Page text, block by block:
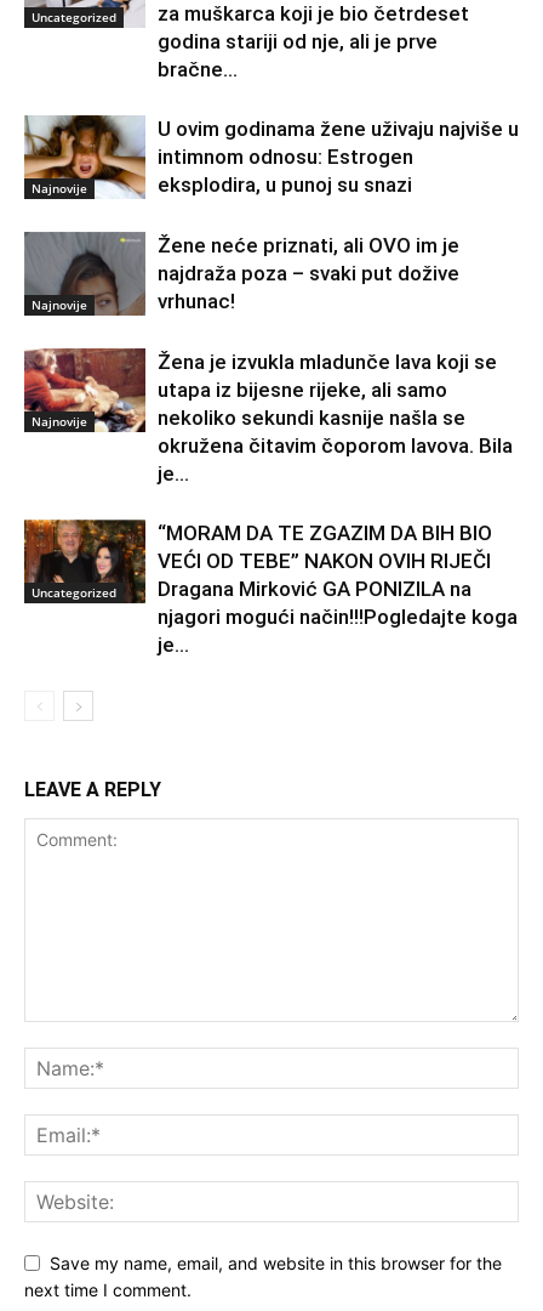
Uncategorized
za muškarca koji je bio četrdeset
godina stariji od nje, ali je prve
bračne...
Najnovije
U ovim godinama žene uživaju najviše u
intimnom odnosu: Estrogen
eksplodira, u punoj su snazi
Najnovije
Žene neće priznati, ali OVO im je
najdraža poza – svaki put dožive
vrhunac!
Najnovije
Žena je izvukla mladunče lava koji se
utapa iz bijesne rijeke, ali samo
nekoliko sekundi kasnije našla se
okružena čitavim čoporom lavova. Bila
je...
Uncategorized
“MORAM DA TE ZGAZIM DA BIH BIO
VEĆI OD TEBE” NAKON OVIH RIJEČI
Dragana Mirković GA PONIZILA na
njagori mogući način!!!Pogledajte koga
je...
LEAVE A REPLY
Save my name, email, and website in this browser for the
next time I comment.